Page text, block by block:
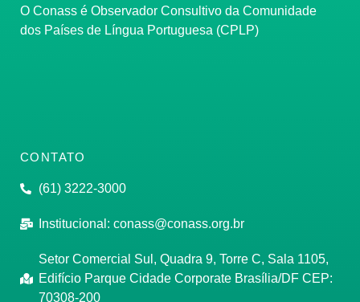
O Conass é Observador Consultivo da Comunidade
dos Países de Língua Portuguesa (CPLP)
CONTATO
(61) 3222-3000
Institucional: conass@conass.org.br
Setor Comercial Sul, Quadra 9, Torre C, Sala 1105,
Edifício Parque Cidade Corporate Brasília/DF CEP:
70308-200